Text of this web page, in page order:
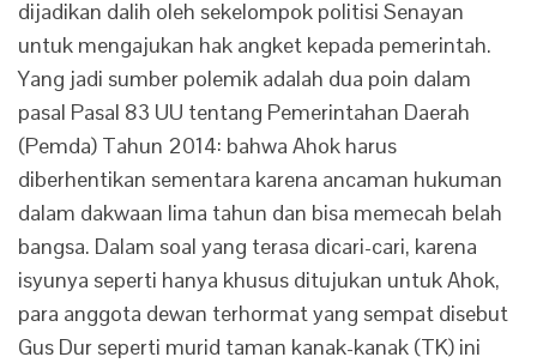
dijadikan dalih oleh sekelompok politisi Senayan
untuk mengajukan hak angket kepada pemerintah.
Yang jadi sumber polemik adalah dua poin dalam
pasal Pasal 83 UU tentang Pemerintahan Daerah
(Pemda) Tahun 2014: bahwa Ahok harus
diberhentikan sementara karena ancaman hukuman
dalam dakwaan lima tahun dan bisa memecah belah
bangsa. Dalam soal yang terasa dicari-cari, karena
isyunya seperti hanya khusus ditujukan untuk Ahok,
para anggota dewan terhormat yang sempat disebut
Gus Dur seperti murid taman kanak-kanak (TK) ini